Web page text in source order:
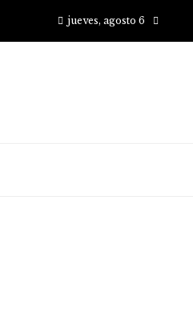
jueves, agosto 6